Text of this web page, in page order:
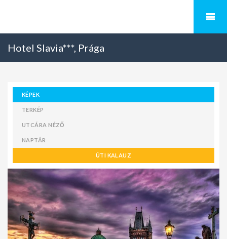
Hotel Slavia***, Prága
KÉPEK
TERKÉP
UTCÁRA NÉZŐ
NAPTÁR
ÚTI KALAUZ